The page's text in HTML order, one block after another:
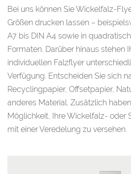
Bei uns können Sie Wickelfalz-
Größen drucken lassen –
A7 bis DIN A4 sowie in
Formaten. Darüber hinaus stehen
individuellen Falzflyer
Verfügung. Entscheiden Sie sich
Recyclingpapier, Offsetpapier,
anderes Material. Zusätzlich
Möglichkeit, Ihre Wickelfalz- oder
mit einer Veredelung zu versehen.